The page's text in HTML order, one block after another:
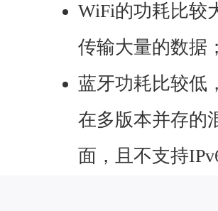
WiFi的功耗比较
传输大量的数据；
蓝牙功耗比较低
在多版本并存的
面，且不支持